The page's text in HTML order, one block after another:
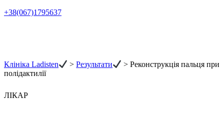
+38(067)1795637
Клініка Ladisten >Результати >Реконструкція пальця при
полідактилії
ЛІКАР